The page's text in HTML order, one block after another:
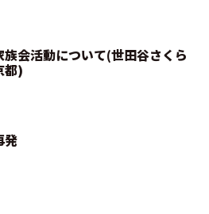
族会活動について(世田谷さくら
都)
発